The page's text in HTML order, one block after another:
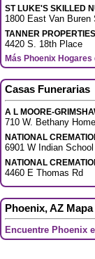
ST LUKE'S SKILLED
1800 East Van Buren
TANNER PROPERTIES
4420 S. 18th Place
Más Phoenix
Casas Funerarias
A L MOORE-
710 W. Bethany
NATIONAL
6901 W Indian
NATIONAL
4460 E Thomas Rd
Phoenix, AZ Mapa
Encuentre Phoenix